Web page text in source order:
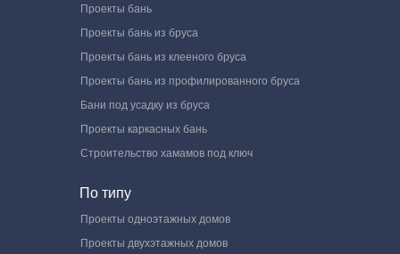
Проекты бань
Проекты бань из бруса
Проекты бань из клееного бруса
Проекты бань из профилированного бруса
Бани под усадку из бруса
Проекты каркасных бань
Строительство хамамов под ключ
По типу
Проекты одноэтажных домов
Проекты двухэтажных домов